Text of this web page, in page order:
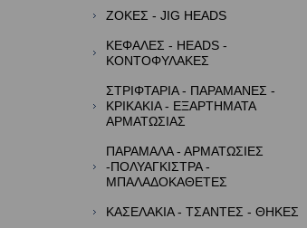
ΖΟΚΕΣ - JIG HEADS
ΚΕΦΑΛΕΣ - HEADS -
ΚΟΝΤΟΦΥΛΑΚΕΣ
ΣΤΡΙΦΤΑΡΙΑ - ΠΑΡΑΜΑΝΕΣ -
ΚΡΙΚΑΚΙΑ - ΕΞΑΡΤΗΜΑΤΑ
ΑΡΜΑΤΩΣΙΑΣ
ΠΑΡΑΜΑΛΑ - ΑΡΜΑΤΩΣΙΕΣ
-ΠΟΛΥΑΓΚΙΣΤΡΑ -
ΜΠΑΛΑΔΟΚΑΘΕΤΕΣ
ΚΑΣΕΛΑΚΙΑ - ΤΣΑΝΤΕΣ - ΘΗΚΕΣ